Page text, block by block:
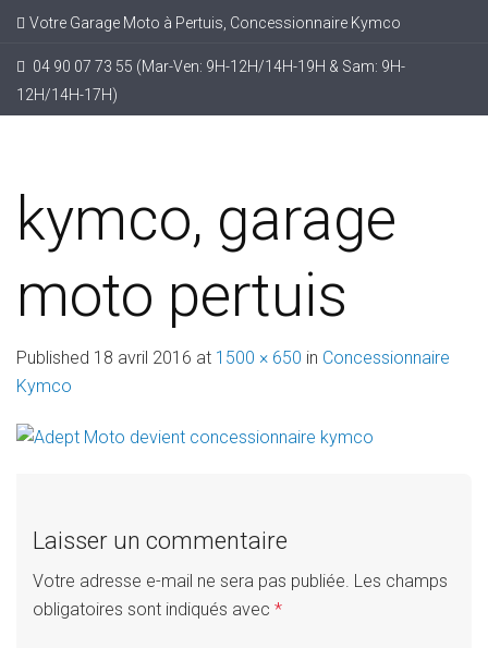
Votre Garage Moto à Pertuis, Concessionnaire Kymco
04 90 07 73 55 (Mar-Ven: 9H-12H/14H-19H & Sam: 9H-
12H/14H-17H)
kymco, garage
moto pertuis
Published 18 avril 2016 at 1500 × 650 in Concessionnaire
Kymco
Laisser un commentaire
Votre adresse e-mail ne sera pas publiée. Les champs
obligatoires sont indiqués avec *